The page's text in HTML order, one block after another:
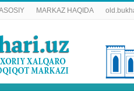
MARKAZ HAQIDA